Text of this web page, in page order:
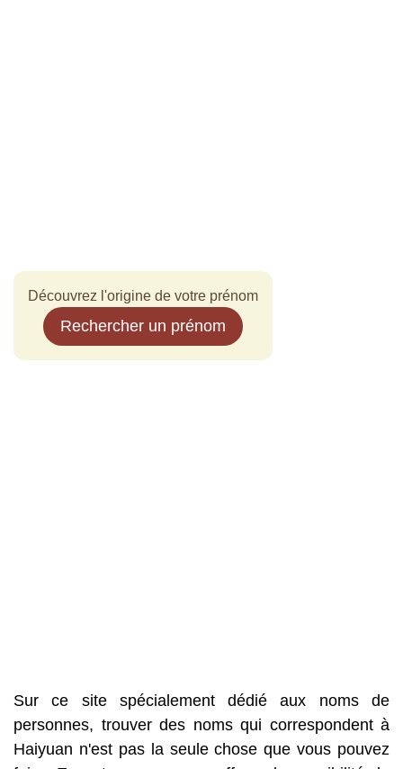
Découvrez l'origine de votre prénom
Rechercher un prénom
Sur ce site spécialement dédié aux noms de
personnes, trouver des noms qui correspondent à
Haiyuan n'est pas la seule chose que vous pouvez